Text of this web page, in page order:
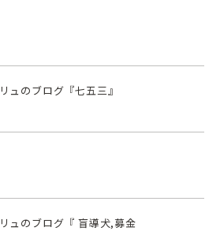
ュのブログ『七五三』
ュのブログ『 盲導犬,募金